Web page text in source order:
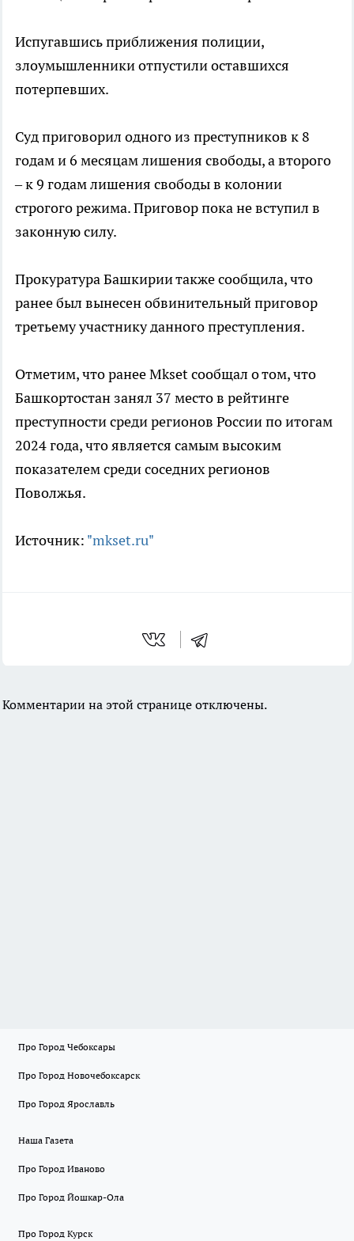
Испугавшись приближения полиции,
злоумышленники отпустили оставшихся
потерпевших.
Суд приговорил одного из преступников к 8
годам и 6 месяцам лишения свободы, а второго
– к 9 годам лишения свободы в колонии
строгого режима. Приговор пока не вступил в
законную силу.
Прокуратура Башкирии также сообщила, что
ранее был вынесен обвинительный приговор
третьему участнику данного преступления.
Отметим, что ранее Mkset сообщал о том, что
Башкортостан занял 37 место в рейтинге
преступности среди регионов России по итогам
2024 года, что является самым высоким
показателем среди соседних регионов
Поволжья.
Источник: "mkset.ru"
Комментарии на этой странице отключены.
Про Город Чебоксары
Про Город Новочебоксарск
Про Город Ярославль
Наша Газета
Про Город Иваново
Про Город Йошкар-Ола
Про Город Курск